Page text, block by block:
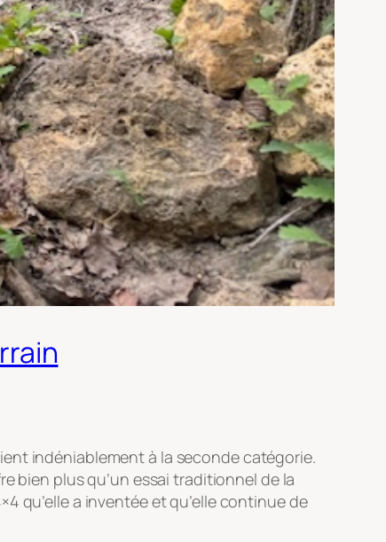
indéniablement à la seconde catégorie.
bien plus qu’un essai traditionnel de la
qu’elle a inventée et qu’elle continue de